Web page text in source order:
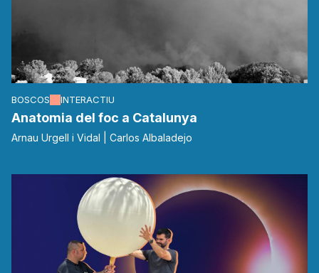
BOSCOS INTERACTIU
Anatomia del foc a Catalunya
Arnau Urgell i Vidal | Carlos Albaladejo